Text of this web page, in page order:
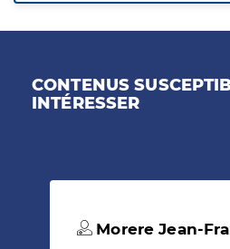
CONTENUS
INTÉRESSER
Morere Jean-